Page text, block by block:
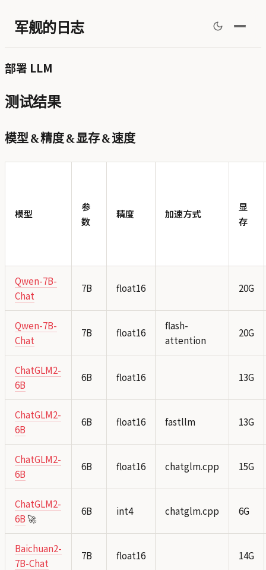
军舰的日志
部署 LLM
测试结果
模型 & 精度 & 显存 & 速度
模型
参
数
精度 加速方式
显
存
Qwen-7B-
Chat
7B float16 20G
Qwen-7B-
Chat
7B float16
flash-
attention
20G
ChatGLM2-
6B
6B float16 13G
ChatGLM2-
6B
6B float16 fastllm 13G
ChatGLM2-
6B
6B float16 chatglm.cpp 15G
ChatGLM2-
6B 🚀
6B int4 chatglm.cpp 6G
Baichuan2-
7B-Chat
7B float16 14G